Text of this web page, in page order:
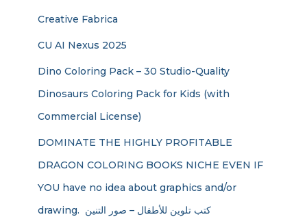
Creative Fabrica
CU AI Nexus 2025
Dino Coloring Pack – 30 Studio-Quality
Dinosaurs Coloring Pack for Kids (with
Commercial License)
DOMINATE THE HIGHLY PROFITABLE
DRAGON COLORING BOOKS NICHE EVEN IF
YOU have no idea about graphics and/or
drawing. ​ كتب تلوين للأطفال – صور التنين